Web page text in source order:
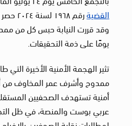
القضية
رقم
يومًا على ذمة التحقيقات.
تثير الهجمة الأمنية الأخيرة
ممدوح وأشرف عمر المخاوف من
أمنية تستهدف الصحفيين
عربي بوست والمنصة، في ظل